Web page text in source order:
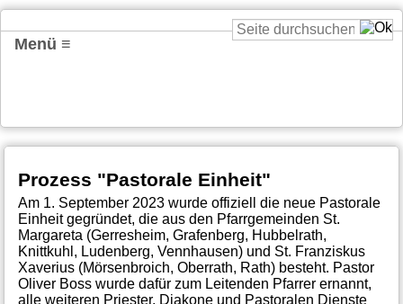
Menü ≡
Prozess "Pastorale Einheit"
Am 1. September 2023 wurde offiziell die neue Pastorale
Einheit gegründet, die aus den Pfarrgemeinden St.
Margareta (Gerresheim, Grafenberg, Hubbelrath,
Knittkuhl, Ludenberg, Vennhausen) und St. Franziskus
Xaverius (Mörsenbroich, Oberrath, Rath) besteht. Pastor
Oliver Boss wurde dafür zum Leitenden Pfarrer ernannt,
alle weiteren Priester, Diakone und Pastoralen Dienste